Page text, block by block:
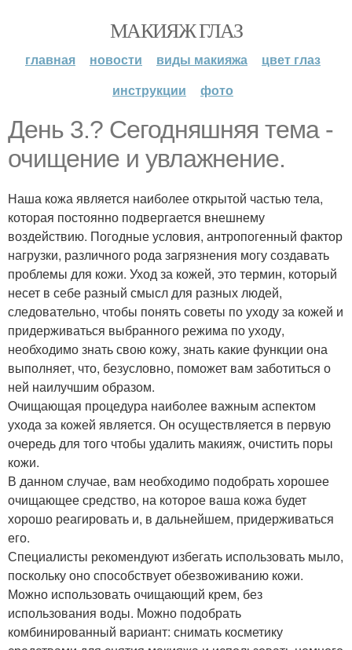
МАКИЯЖ ГЛАЗ
главная новости виды макияжа
цвет глаз
инструкции
фото
День 3.? Сегодняшняя тема -
очищение и увлажнение.
Наша кожа является наиболее открытой частью тела,
которая постоянно подвергается внешнему
воздействию. Погодные условия, антропогенный фактор
нагрузки, различного рода загрязнения могу создавать
проблемы для кожи. Уход за кожей, это термин, который
несет в себе разный смысл для разных людей,
следовательно, чтобы понять советы по уходу за кожей и
придерживаться выбранного режима по уходу,
необходимо знать свою кожу, знать какие функции она
выполняет, что, безусловно, поможет вам заботиться о
ней наилучшим образом.
Очищающая процедура наиболее важным аспектом
ухода за кожей является. Он осуществляется в первую
очередь для того чтобы удалить макияж, очистить поры
кожи.
В данном случае, вам необходимо подобрать хорошее
очищающее средство, на которое ваша кожа будет
хорошо реагировать и, в дальнейшем, придерживаться
его.
Специалисты рекомендуют избегать использовать мыло,
поскольку оно способствует обезвоживанию кожи.
Можно использовать очищающий крем, без
использования воды. Можно подобрать
комбинированный вариант: снимать косметику